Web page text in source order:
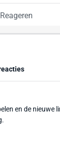
Reageren
en de